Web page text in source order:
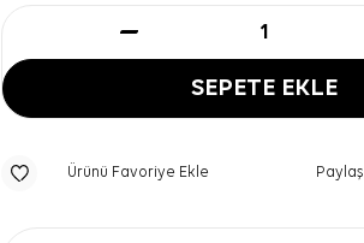
SEPETE EKLE
Ürünü Favoriye Ekle Paylaş